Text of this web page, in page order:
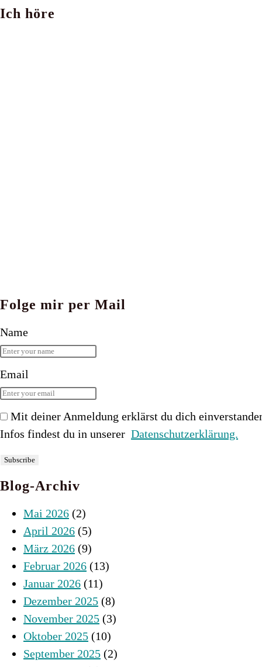
Ich höre
Folge mir per Mail
Name
Email
Mit deiner Anmeldung erklärst du dich
Infos findest du in unserer Datenschutzerklärung.
Blog-Archiv
Mai 2026 (2)
April 2026 (5)
März 2026 (9)
Februar 2026 (13)
Januar 2026 (11)
Dezember 2025 (8)
November 2025 (3)
Oktober 2025 (10)
September 2025 (2)